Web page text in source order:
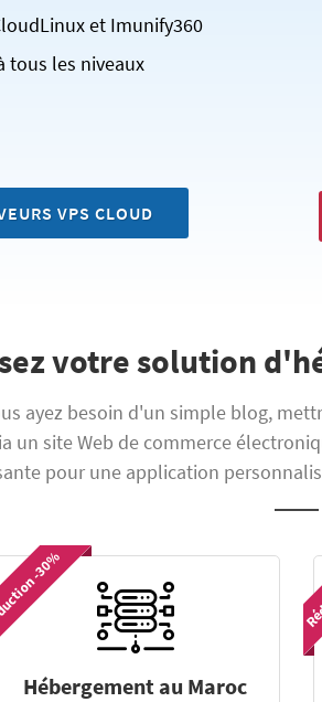
et Imunify360
tous les niveaux
VPS CLOUD
votre solution
ayez besoin d'un simple blog,
un site Web de commerce
pour une application
-30%
Hébergement au Maroc